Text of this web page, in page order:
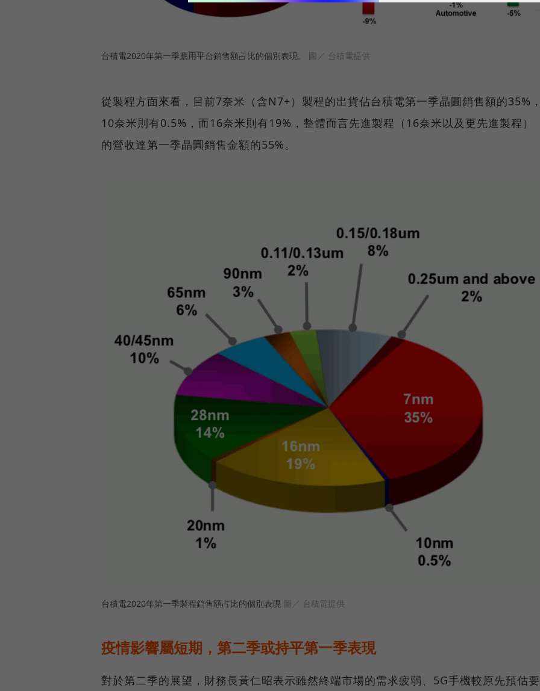
台積電2020年第一季應用平台銷售額占比的個別表現。 圖／ 台積電提供
從製程方面來看，目前7奈米（含N7+）製程的出貨佔台積電第一季晶圓銷售額的35%，
10奈米則有0.5%，而16奈米則有19%，整體而言先進製程（16奈米以及更先進製程）
的營收達第一季晶圓銷售金額的55%。
台積電2020年第一季製程銷售額占比的個別表現 圖／ 台積電提供
疫情影響屬短期，第二季或持平第一季表現
對於第二季的展望，財務長黃仁昭表示雖然終端市場的需求疲弱、5G手機較原先預估要